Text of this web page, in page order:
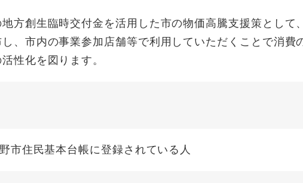
方創生臨時交付金を活用した市の物価高騰支援策として
、市内の事業参加店舗等で利用していただくことで消費
性化を図ります。
市住民基本台帳に登録されている人